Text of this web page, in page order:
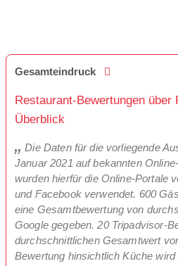
Gesamteindruck
Restaurant-Bewertungen über
Überblick
Die Daten für die vorliegende
Januar 2021 auf bekannten
wurden hierfür die Online-Portale
und Facebook verwendet. 600
eine Gesamtbewertung von
Google gegeben. 20 Tripadvisor-
durchschnittlichen Gesamtwert
Bewertung hinsichtlich Küche